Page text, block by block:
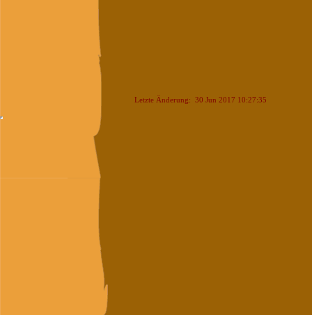
Letzte Änderung: 30 Jun 2017 10:27:35